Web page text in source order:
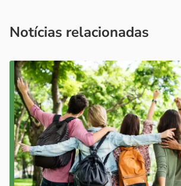
Notícias relacionadas